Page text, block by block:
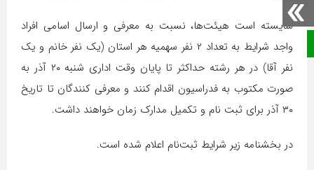
صفحه نخست
شايسته است هیئت‌ها، نسبت به معرفي و ارسال اسامي افراد
واجد شرايط به تعداد ۲ نفر سهمیه هر استان (یک نفر خانم و یک
نفر آقا) در هر رشته حداکثر تا پایان وقت اداری شنبه ۲۰ آذر به
صورت مکتوب به فدراسیون اقدام کنند و معرفی کنندگان تا تاریخ
۳۰ آذر برای ثبت نام و تکمیل مدارک زمان خواهند داشت.
در بخشنامه زیر شرایط ثبت‌نام اعلام شده است.